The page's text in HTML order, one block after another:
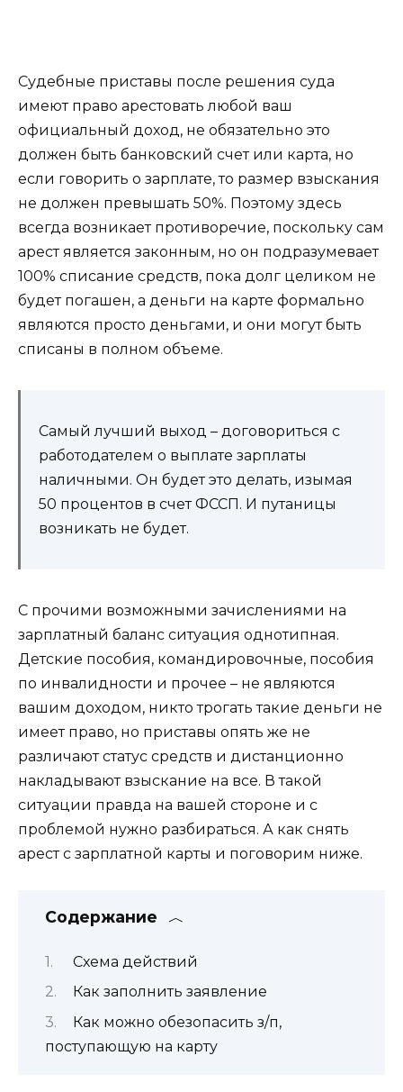
Судебные приставы после решения суда
имеют право арестовать любой ваш
официальный доход, не обязательно это
должен быть банковский счет или карта, но
если говорить о зарплате, то размер взыскания
не должен превышать 50%. Поэтому здесь
всегда возникает противоречие, поскольку сам
арест является законным, но он подразумевает
100% списание средств, пока долг целиком не
будет погашен, а деньги на карте формально
являются просто деньгами, и они могут быть
списаны в полном объеме.
Самый лучший выход – договориться с
работодателем о выплате зарплаты
наличными. Он будет это делать, изымая
50 процентов в счет ФССП. И путаницы
возникать не будет.
С прочими возможными зачислениями на
зарплатный баланс ситуация однотипная.
Детские пособия, командировочные, пособия
по инвалидности и прочее – не являются
вашим доходом, никто трогать такие деньги не
имеет право, но приставы опять же не
различают статус средств и дистанционно
накладывают взыскание на все. В такой
ситуации правда на вашей стороне и с
проблемой нужно разбираться. А как снять
арест с зарплатной карты и поговорим ниже.
Содержание
Схема действий
Как заполнить заявление
Как можно обезопасить з/п,
поступающую на карту